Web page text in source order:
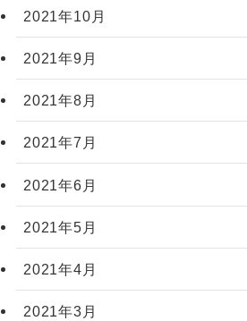
2021年10月
2021年9月
2021年8月
2021年7月
2021年6月
2021年5月
2021年4月
2021年3月